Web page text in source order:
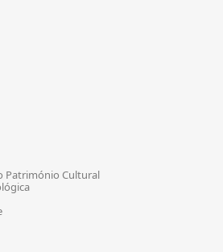
Património Cultural